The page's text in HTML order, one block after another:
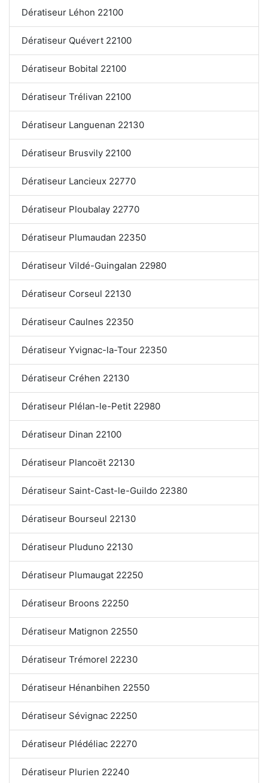
Dératiseur Léhon 22100
Dératiseur Quévert 22100
Dératiseur Bobital 22100
Dératiseur Trélivan 22100
Dératiseur Languenan 22130
Dératiseur Brusvily 22100
Dératiseur Lancieux 22770
Dératiseur Ploubalay 22770
Dératiseur Plumaudan 22350
Dératiseur Vildé-Guingalan 22980
Dératiseur Corseul 22130
Dératiseur Caulnes 22350
Dératiseur Yvignac-la-Tour 22350
Dératiseur Créhen 22130
Dératiseur Plélan-le-Petit 22980
Dératiseur Dinan 22100
Dératiseur Plancoët 22130
Dératiseur Saint-Cast-le-Guildo 22380
Dératiseur Bourseul 22130
Dératiseur Pluduno 22130
Dératiseur Plumaugat 22250
Dératiseur Broons 22250
Dératiseur Matignon 22550
Dératiseur Trémorel 22230
Dératiseur Hénanbihen 22550
Dératiseur Sévignac 22250
Dératiseur Plédéliac 22270
Dératiseur Plurien 22240